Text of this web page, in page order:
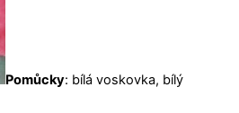
Pomůcky: bílá voskovka, bílý